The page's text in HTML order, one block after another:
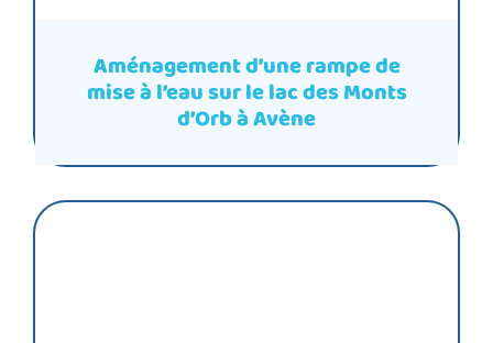
Aménagement d’une rampe de
mise à l’eau sur le lac des Monts
d’Orb à Avène